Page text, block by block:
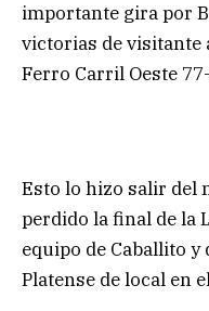
importante gira por
victorias de visitante
Ferro Carril Oeste
Esto lo hizo salir del
perdido la final de la
equipo de Caballito
Platense de local en